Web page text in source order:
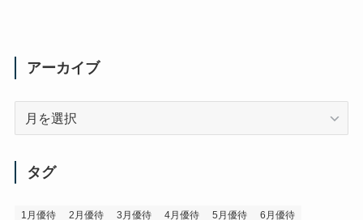
アーカイブ
タグ
1月優待 2月優待 3月優待 4月優待 5月優待
6月優待